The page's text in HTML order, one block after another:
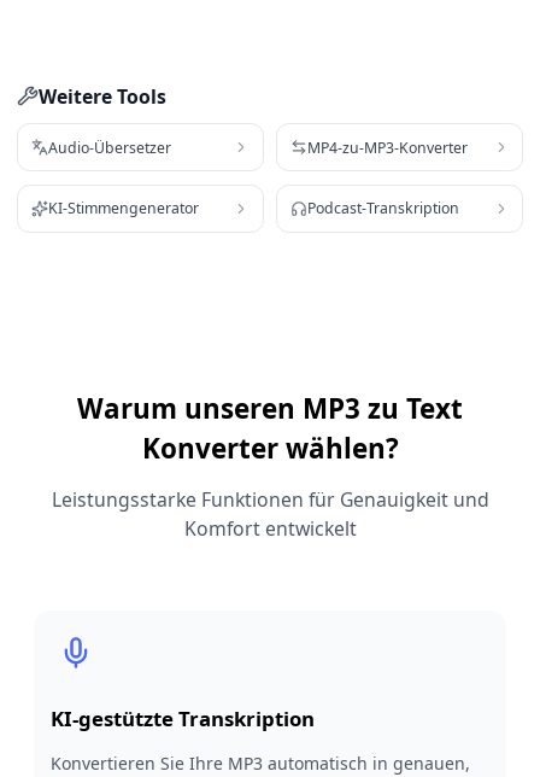
Weitere Tools
Audio-Übersetzer MP4-zu-MP3-Konverter
KI-Stimmengenerator Podcast-Transkription
Warum unseren MP3 zu Text
Konverter wählen?
Leistungsstarke Funktionen für Genauigkeit und
Komfort entwickelt
KI-gestützte Transkription
Konvertieren Sie Ihre MP3 automatisch in genauen,